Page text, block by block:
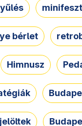
bérlet
Himnusz